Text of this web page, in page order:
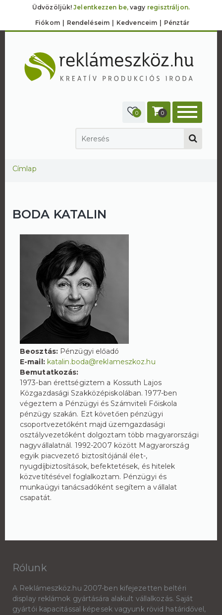
Üdvözöljük!Jelentkezzen be,vagy regisztráljon.
Fiókom Rendeléseim Kedvenceim Pénztár
0 0
Jelenlegi hely
Címlap
BODA KATALIN
Beosztás: Pénzügyi előadó
E-mail: katalin.boda@reklameszkoz.hu
Bemutatkozás:
1973-ban érettségiztem a Kossuth Lajos
Közgazdasági Szakközépiskolában. 1977-ben
végeztem a Pénzügyi és Számviteli Főiskola
pénzügy szakán. Ezt követően pénzügyi
csoportvezetőként majd üzemgazdasági
osztályvezetőként dolgoztam több magyarországi
nagyvállalatnál. 1992-2007 között Magyarország
egyik piacvezető biztosítójánál élet-,
nyugdíjbiztosítások, befektetések, és hitelek
közvetítésével foglalkoztam. Pénzügyi és
munkaügyi tanácsadóként segítem a vállalat
csapatát.
Rólunk
A Reklámeszköz.hu 2007-ben kifejezetten beltéri
display reklámok gyártására alakult vállalkozás. Saját
gyártói kapacitással képesek vagyunk rövid határidővel,